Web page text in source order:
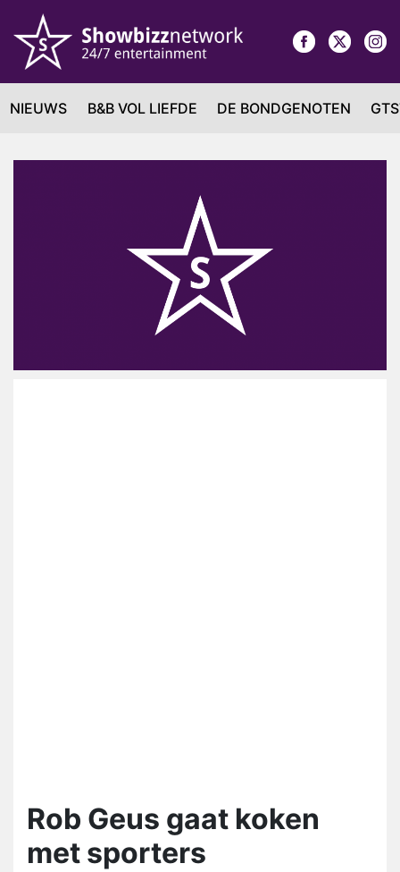
NIEUWS B&B VOL LIEFDE DE BONDGENOTEN
Rob Geus gaat koken
met sporters